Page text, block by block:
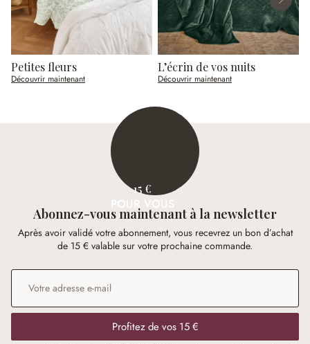
Petites fleurs
Découvrir maintenant
L’écrin de vos nuits
Découvrir maintenant
15 €
Abonnez-vous maintenant à la newsletter
Après avoir validé votre abonnement, vous recevrez un bon d’achat
de 15 € valable sur votre prochaine commande.
Adresse e-mail*
Profitez de vos 15 €